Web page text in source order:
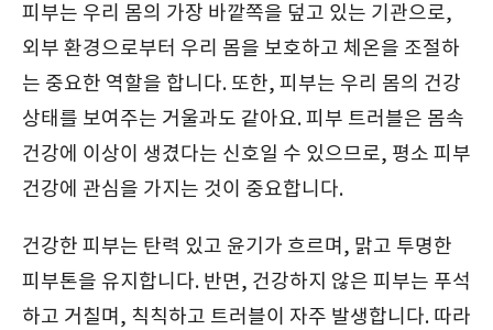
피부는 우리 몸의 가장 바깥쪽을 덮고 있는 기관으로,
외부 환경으로부터 우리 몸을 보호하고 체온을 조절하
는 중요한 역할을 합니다. 또한, 피부는 우리 몸의 건강
상태를 보여주는 거울과도 같아요. 피부 트러블은 몸속
건강에 이상이 생겼다는 신호일 수 있으므로, 평소 피부
건강에 관심을 가지는 것이 중요합니다.
건강한 피부는 탄력 있고 윤기가 흐르며, 맑고 투명한
피부톤을 유지합니다. 반면, 건강하지 않은 피부는 푸석
하고 거칠며, 칙칙하고 트러블이 자주 발생합니다. 따라